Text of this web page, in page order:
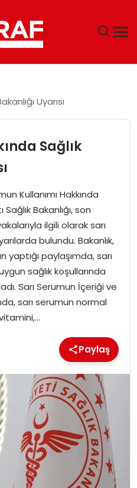
Uyarısı
Sağlık
Kullanımı Hakkında
Bakanlığı, son
ilgili olarak sarı
bulundu. Bakanlık,
paylaşımda, sarı
sağlık koşullarında
Sarı Serumun İçeriği ve
sarı serumun normal
Paylaş